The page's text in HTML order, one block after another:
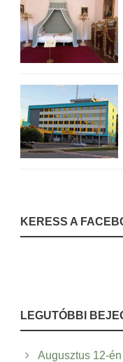
KERESS A
LEGUTÓBBI
Augusztus 12-